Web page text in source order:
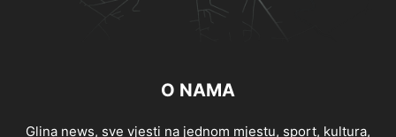
O NAMA
Glina news, sve vjesti na jednom mjestu, sport, kultura,